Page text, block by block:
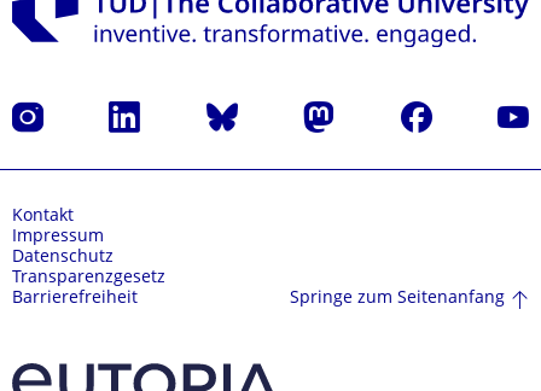
Instagram LinkedIn Bluesky Mastodon Facebook
Kontakt
Impressum
Datenschutz
Transparenzgesetz
Barrierefreiheit
Springe zum Seitenanfang